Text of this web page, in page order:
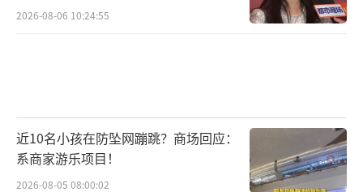
2026-08-06 10:24:55
近10名小孩在防坠网蹦跳？商场回应：
系商家游乐项目！
2026-08-05 08:00:02